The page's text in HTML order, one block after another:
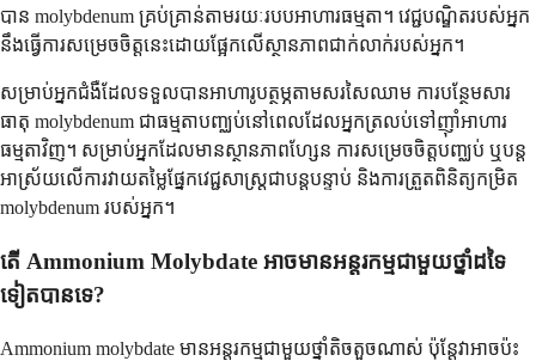
បាន molybdenum គ្រប់គ្រាន់តាមរយៈរបបអាហារធម្មតា។ វេជ្ជបណ្ឌិតរបស់អ្នក
នឹងធ្វើការសម្រេចចិត្តនេះដោយផ្អែកលើស្ថានភាពជាក់លាក់របស់អ្នក។
សម្រាប់អ្នកជំងឺដែលទទួលបានអាហារូបត្ថម្ភតាមសរសៃឈាម ការបន្ថែមសារ
ធាតុ molybdenum ជាធម្មតាបញ្ឈប់នៅពេលដែលអ្នកត្រលប់ទៅញ៉ាំអាហារ
ធម្មតាវិញ។ សម្រាប់អ្នកដែលមានស្ថានភាពហ្សែន ការសម្រេចចិត្តបញ្ឈប់ ឬបន្ត
អាស្រ័យលើការវាយតម្លៃផ្នែកវេជ្ជសាស្ត្រជាបន្តបន្ទាប់ និងការត្រួតពិនិត្យកម្រិត
molybdenum របស់អ្នក។
តើ Ammonium Molybdate អាចមានអន្តរកម្មជាមួយថ្នាំដទៃ
ទៀតបានទេ?
Ammonium molybdate មានអន្តរកម្មជាមួយថ្នាំតិចតួចណាស់ ប៉ុន្តែវាអាចប៉ះ